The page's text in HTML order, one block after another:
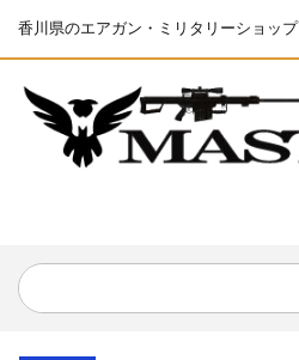
香川県のエアガン・ミリタリーショップ
お知らせ
2025.8.28
ちょっと面白い電動416修理...
発送について...
お知らせ
2025.8.29